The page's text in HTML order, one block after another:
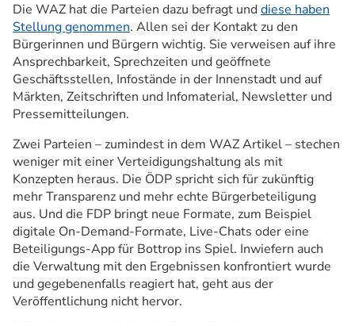
Die WAZ hat die Parteien dazu befragt und diese haben
Stellung genommen. Allen sei der Kontakt zu den
Bürgerinnen und Bürgern wichtig. Sie verweisen auf ihre
Ansprechbarkeit, Sprechzeiten und geöffnete
Geschäftsstellen, Infostände in der Innenstadt und auf
Märkten, Zeitschriften und Infomaterial, Newsletter und
Pressemitteilungen.
Zwei Parteien – zumindest in dem WAZ Artikel – stechen
weniger mit einer Verteidigungshaltung als mit
Konzepten heraus. Die ÖDP spricht sich für zukünftig
mehr Transparenz und mehr echte Bürgerbeteiligung
aus. Und die FDP bringt neue Formate, zum Beispiel
digitale On-Demand-Formate, Live-Chats oder eine
Beteiligungs-App für Bottrop ins Spiel. Inwiefern auch
die Verwaltung mit den Ergebnissen konfrontiert wurde
und gegebenenfalls reagiert hat, geht aus der
Veröffentlichung nicht hervor.